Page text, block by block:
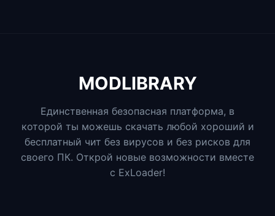
MODLIBRARY
Единственная безопасная платформа, в
которой ты можешь скачать любой хороший и
бесплатный чит без вирусов и без рисков для
своего ПК. Открой новые возможности вместе
с ExLoader!